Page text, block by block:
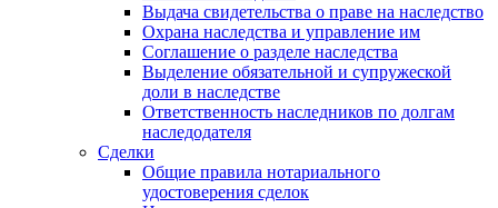
Выдача свидетельства о праве на наследство
Охрана наследства и управление им
Соглашение о разделе наследства
Выделение обязательной и супружеской
доли в наследстве
Ответственность наследников по долгам
наследодателя
Сделки
Общие правила нотариального
удостоверения сделок